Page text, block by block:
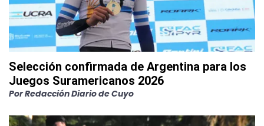
Selección confirmada de Argentina para los
Juegos Suramericanos 2026
PorRedacción Diario de Cuyo